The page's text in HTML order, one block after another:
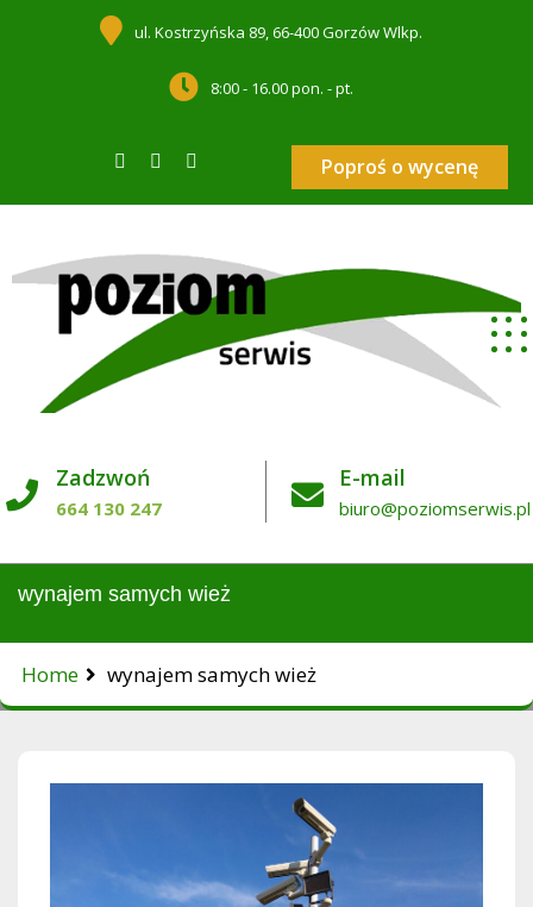
ul. Kostrzyńska 89, 66-400 Gorzów Wlkp.
8:00 - 16.00 pon. - pt.
Poproś o wycenę
Zadzwoń
664 130 247
E-mail
biuro@poziomserwis.pl
wynajem samych wież
Home wynajem samych wież